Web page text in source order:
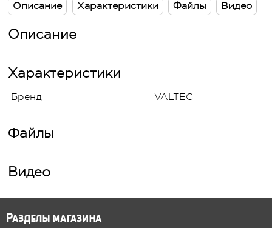
Описание Характеристики Файлы Видео
Описание
Характеристики
Бренд VALTEC
Файлы
Видео
Разделы магазина